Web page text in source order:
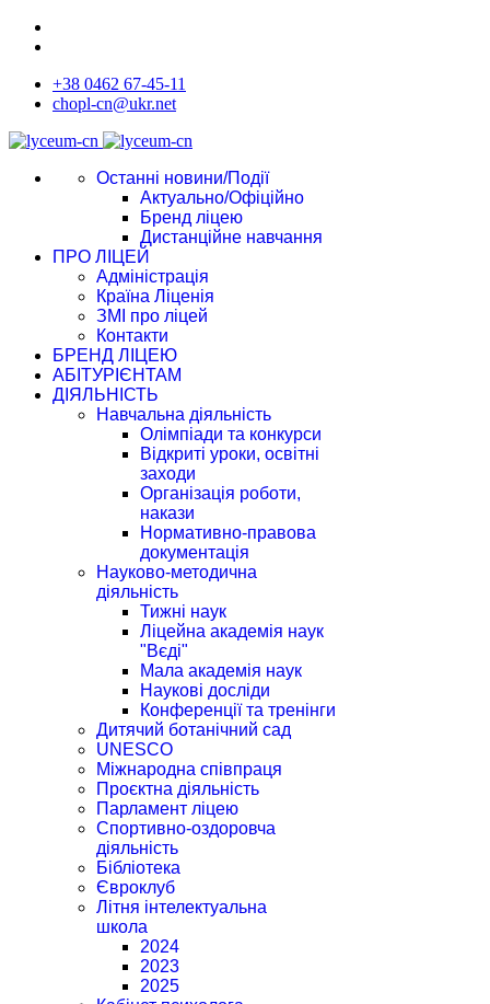
+38 0462 67-45-11
chopl-cn@ukr.net
Останні новини/Події
Актуально/Офіційно
Бренд ліцею
Дистанційне навчання
ПРО ЛІЦЕЙ
Адміністрація
Країна Ліценія
ЗМІ про ліцей
Контакти
БРЕНД ЛІЦЕЮ
АБІТУРІЄНТАМ
ДІЯЛЬНІСТЬ
Навчальна діяльність
Олімпіади та конкурси
Відкриті уроки, освітні
заходи
Організація роботи,
накази
Нормативно-правова
документація
Науково-методична
діяльність
Тижні наук
Ліцейна академія наук
"Вєді"
Мала академія наук
Наукові досліди
Конференції та тренінги
Дитячий ботанічний сад
UNESCO
Міжнародна співпраця
Проєктна діяльність
Парламент ліцею
Спортивно-оздоровча
діяльність
Бібліотека
Євроклуб
Літня інтелектуальна
школа
2024
2023
2025